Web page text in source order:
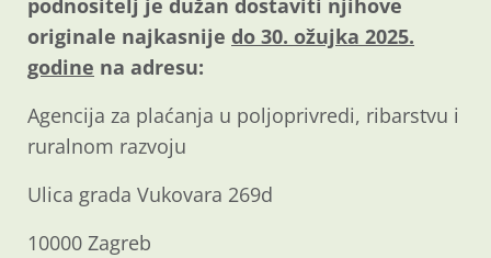
podnositelj je dužan dostaviti njihove
originale najkasnije do 30. ožujka 2025.
godine na adresu:
Agencija za plaćanja u poljoprivredi, ribarstvu i
ruralnom razvoju
Ulica grada Vukovara 269d
10000 Zagreb